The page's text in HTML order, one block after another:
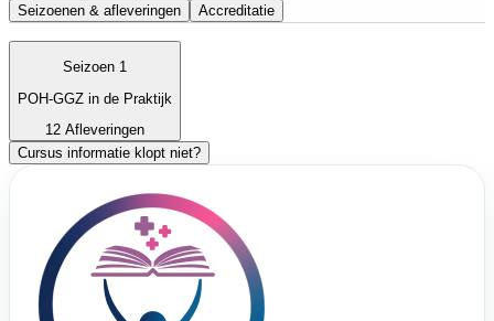
Seizoenen & afleveringen
Accreditatie
Seizoen 1
POH-GGZ in de Praktijk
12 Afleveringen
Cursus informatie klopt niet?